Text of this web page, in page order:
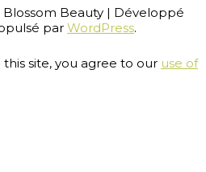
Blossom Beauty | Développé
par WordPress.
site, you agree to our use of